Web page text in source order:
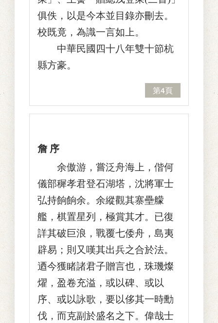
俱佚，以是今本並目錄亦刪去。
校既竟，為識一言如上。
中華民國四十八年雙十節杭
縣方豪。
第4頁
詹 序
余傲游，嘗泛舟海上，偕何
儀部穉孝君登石湖塔，沈將軍士
弘持餉餉余。余縱觀其寨壘艨
艦，棋置星列，極賞其才。已復
詳其破巨浪，戰覆七倭舟，島夷
辟易；則又嘆其出兵之合於法。
迺今獲睹諸君子贈言也，珠璣燦
燿，盈卷充溢，或以碑、或以
序、或以詠歌，要以侈其一時勳
伐，而克副於盛名之下。偉哉士